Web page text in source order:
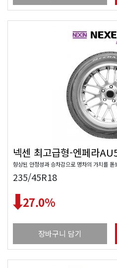
넥센 최고급형-엔페라
향상된 안정성과 승차감으로 명차의 가치를
235/45R18
27.0%
장바구니 담기